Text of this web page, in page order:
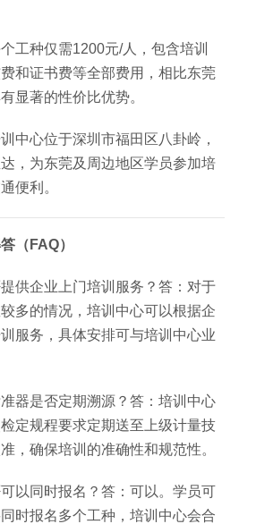
工种仅需1200元/人，包含培训
和证书费等全部费用，相比东莞
显著的性价比优势。
中心位于深圳市福田区八卦岭，
，为东莞及周边地区学员参加培
便利。
（FAQ）
供企业上门培训服务？答：对于
多的情况，培训中心可以根据企
服务，具体安排可与培训中心业
器是否定期溯源？答：培训中心
定规程要求定期送至上级计量技
，确保培训的准确性和规范性。
以同时报名？答：可以。学员可
时报名多个工种，培训中心会合